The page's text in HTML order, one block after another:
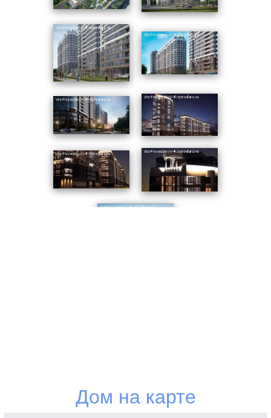
центральных городских сетей. Входная группа каждой
секции оборудована пандусами, имеет просторный
холл, консьерж-зону, пассажирские и
грузопассажирские лифты. СК «Юг-Строй Империал»
предлагает 1-3 комнатные квартиры от 41 до 94 кв. м и
пентхаусы площадью от 116 кв. м. Каждая комната
выходит на остекленную лоджию или французский
балкон, а пентхаусы дополнительно включают
широкие террасы или смотровые площадки.
Застройщик выполняет предчистовую отделку и
подведение коммуникаций к месту распределения.
Отопление и электропроводка монтируются
полностью.
школы № 49, 14, гимназия № 44; 3 детских сада,
поликлиника № 15. ТРК «Галактика», «СБС
Дом на карте